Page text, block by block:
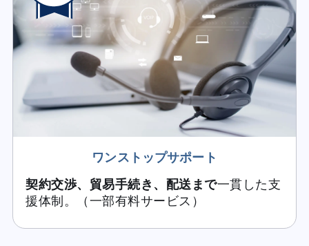
ワンストップサポート
契約交渉、貿易手続き、配送まで一貫した支
援体制。（一部有料サービス）